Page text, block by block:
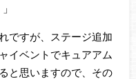
ですが、ステージ追加
イベントでキュアアム
と思いますので、その